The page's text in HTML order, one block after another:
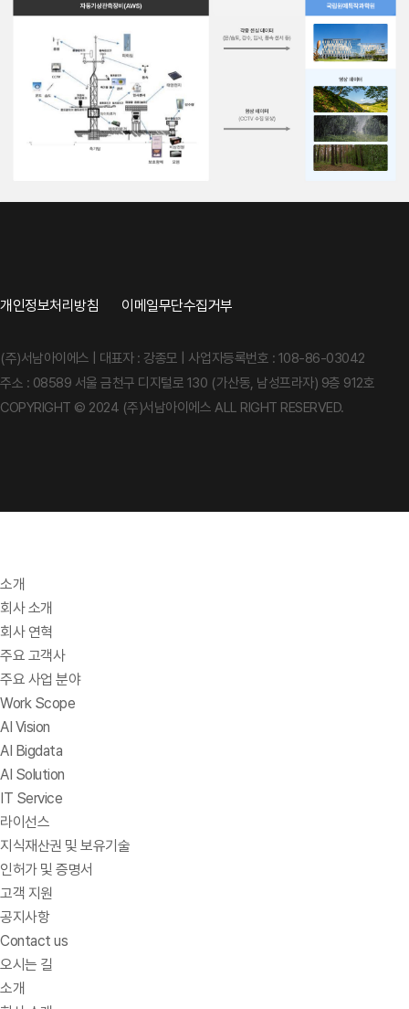
개인정보처리방침 이메일무단수집거부
(주)서남아이에스 | 대표자 : 강종모 | 사업자등록번호 : 108-86-03042
주소 : 08589 서울 금천구 디지털로 130 (가산동, 남성프라자) 9층 912호
COPYRIGHT © 2024 (주)서남아이에스 ALL RIGHT RESERVED.
소개
회사 소개
회사 연혁
주요 고객사
주요 사업 분야
Work Scope
AI Vision
AI Bigdata
AI Solution
IT Service
라이선스
지식재산권 및 보유기술
인허가 및 증명서
고객 지원
공지사항
Contact us
오시는 길
소개